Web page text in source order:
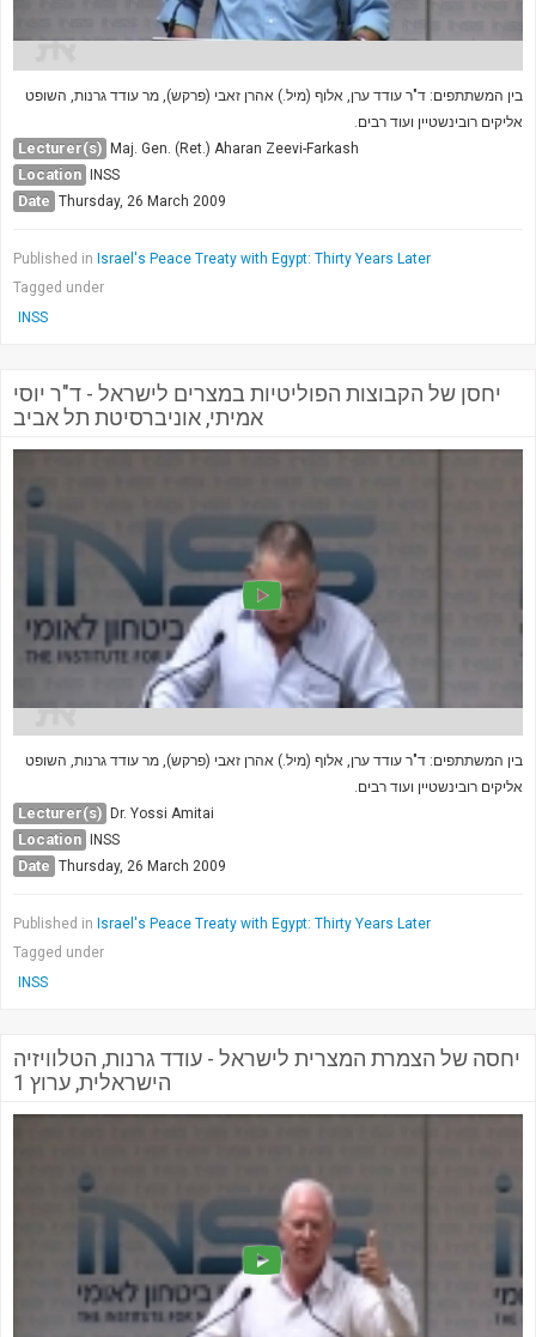
בין המשתתפים: ד"ר עודד ערן, אלוף (מיל.) אהרן זאבי (פרקש), מר עודד גרנות, השופט
אליקים רובינשטיין ועוד רבים.
Lecturer(s) Maj. Gen. (Ret.) Aharan Zeevi-Farkash
Location INSS
Date Thursday, 26 March 2009
Published in Israel's Peace Treaty with Egypt: Thirty Years Later
Tagged under
INSS
יחסן של הקבוצות הפוליטיות במצרים לישראל - ד"ר יוסי
אמיתי, אוניברסיטת תל אביב
בין המשתתפים: ד"ר עודד ערן, אלוף (מיל.) אהרן זאבי (פרקש), מר עודד גרנות, השופט
אליקים רובינשטיין ועוד רבים.
Lecturer(s) Dr. Yossi Amitai
Location INSS
Date Thursday, 26 March 2009
Published in Israel's Peace Treaty with Egypt: Thirty Years Later
Tagged under
INSS
יחסה של הצמרת המצרית לישראל - עודד גרנות, הטלוויזיה
הישראלית, ערוץ 1